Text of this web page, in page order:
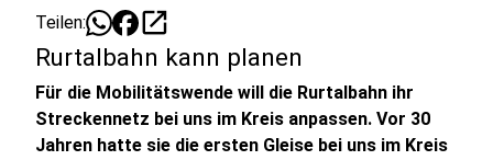
Teilen: open_in_new
Rurtalbahn kann planen
Für die Mobilitätswende will die Rurtalbahn ihr
Streckennetz bei uns im Kreis anpassen. Vor 30
Jahren hatte sie die ersten Gleise bei uns im Kreis